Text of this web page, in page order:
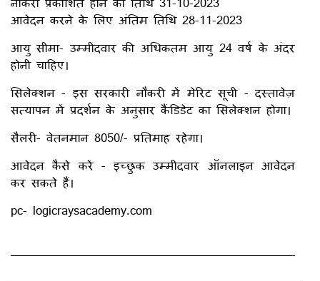
आवेदन करने के लिए अंतिम तिथि 28-11-2023
आयु सीमा- उम्मीदवार की अधिकतम आयु 24 वर्ष के अंदर
होनी चाहिए।
सिलेक्शन - इस सरकारी नौकरी में मेरिट सूची - दस्तावेज़
सत्यापन में प्रदर्शन के अनुसार कैंडिडेट का सिलेक्शन होगा।
सैलरी- वेतनमान 8050/- प्रतिमाह रहेगा।
आवेदन कैसे करें - इच्छुक उम्मीदवार ऑनलाइन आवेदन
कर सकते हैं।
pc- logicraysacademy.com